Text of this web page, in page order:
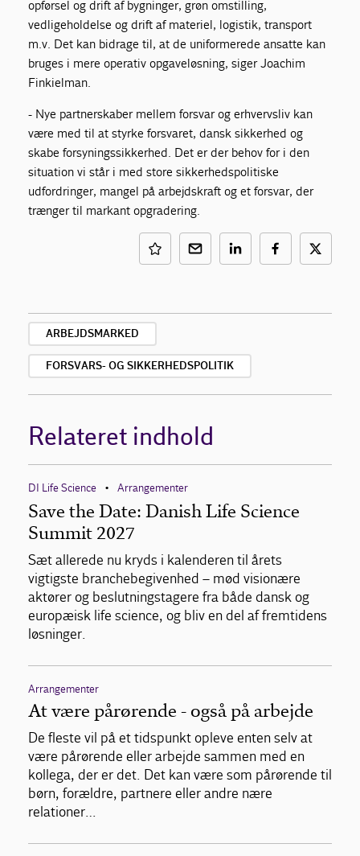
opførsel og drift af bygninger, grøn omstilling,
vedligeholdelse og drift af materiel, logistik, transport
m.v. Det kan bidrage til, at de uniformerede ansatte kan
bruges i mere operativ opgaveløsning, siger Joachim
Finkielman.
- Nye partnerskaber mellem forsvar og erhvervsliv kan
være med til at styrke forsvaret, dansk sikkerhed og
skabe forsyningssikkerhed. Det er der behov for i den
situation vi står i med store sikkerhedspolitiske
udfordringer, mangel på arbejdskraft og et forsvar, der
trænger til markant opgradering.
ARBEJDSMARKED
FORSVARS- OG SIKKERHEDSPOLITIK
Relateret indhold
DI Life Science • Arrangementer
Save the Date: Danish Life Science
Summit 2027
Sæt allerede nu kryds i kalenderen til årets
vigtigste branchebegivenhed – mød visionære
aktører og beslutningstagere fra både dansk og
europæisk life science, og bliv en del af fremtidens
løsninger.
Arrangementer
At være pårørende - også på arbejde
De fleste vil på et tidspunkt opleve enten selv at
være pårørende eller arbejde sammen med en
kollega, der er det. Det kan være som pårørende til
børn, forældre, partnere eller andre nære
relationer…